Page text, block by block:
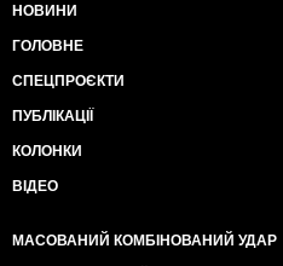
НОВИНИ
ГОЛОВНЕ
СПЕЦПРОЄКТИ
ПУБЛІКАЦІЇ
КОЛОНКИ
ВІДЕО
МАСОВАНИЙ КОМБІНОВАНИЙ УДАР